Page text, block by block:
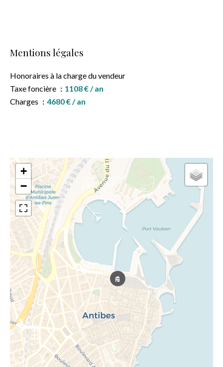
Mentions légales
Honoraires à la charge du vendeur
Taxe foncière
1108 € / an
Charges
4680 € / an
+
−